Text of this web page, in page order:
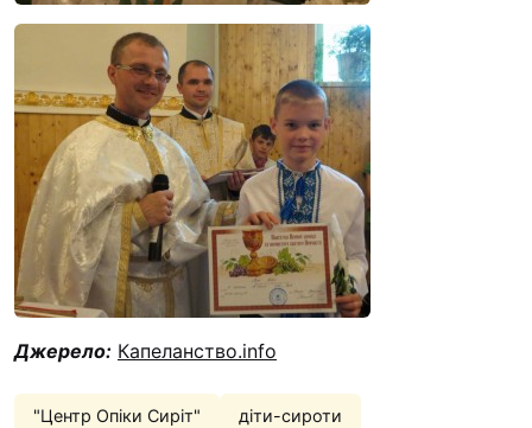
Джерело: Капеланство.info
"Центр Опіки Сиріт" діти-сироти